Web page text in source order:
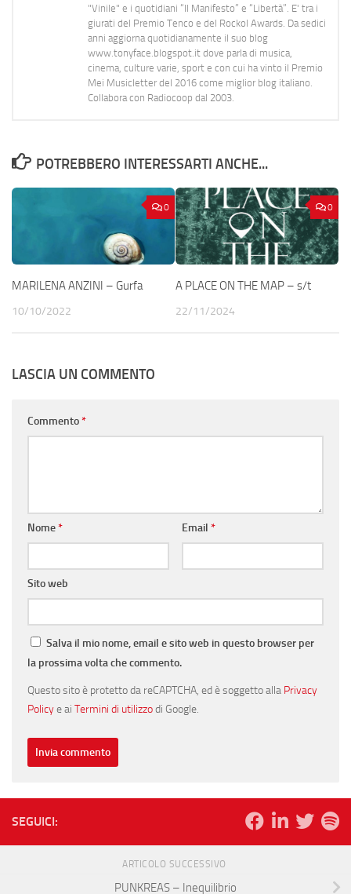
"Vinile" e i quotidiani “Il Manifesto” e “Libertà”. E' tra i
giurati del Premio Tenco e del Rockol Awards. Da sedici
anni aggiorna quotidianamente il suo blog
www.tonyface.blogspot.it dove parla di musica,
cinema, culture varie, sport e con cui ha vinto il Premio
Mei Musicletter del 2016 come miglior blog italiano.
Collabora con Radiocoop dal 2003.
POTREBBERO INTERESSARTI ANCHE...
0
MARILENA ANZINI – Gurfa
10/10/2022
0
A PLACE ON THE MAP – s/t
22/11/2024
LASCIA UN COMMENTO
Commento*
Nome* Email *
Sito web
Salva il mio nome, email e sito web in questo browser per
la prossima volta che commento.
Questo sito è protetto da reCAPTCHA, ed è soggetto alla Privacy
Policye ai Termini di utilizzodi Google.
SEGUICI:
ARTICOLO SUCCESSIVO
PUNKREAS – Inequilibrio